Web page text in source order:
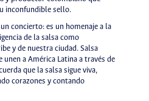
inconfundible sello.
concierto: es un homenaje a la
de la salsa como
y de nuestra ciudad. Salsa
a América Latina a través de
que la salsa sigue viva,
corazones y contando